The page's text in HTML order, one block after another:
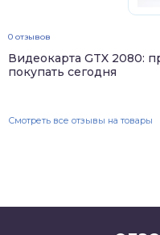
0 отзывов
Видеокарта GTX 2080:
покупать сегодня
Смотреть все отзывы на товары